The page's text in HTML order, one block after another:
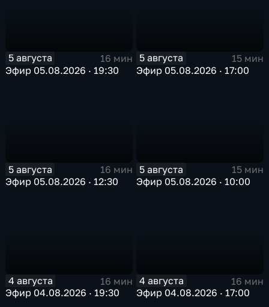
5 августа
16 мин
Эфир 05.08.2026 · 19:30
5 августа
15 мин
Эфир 05.08.2026 · 17:00
5 августа
16 мин
Эфир 05.08.2026 · 12:30
5 августа
15 мин
Эфир 05.08.2026 · 10:00
4 августа
16 мин
Эфир 04.08.2026 · 19:30
4 августа
16 мин
Эфир 04.08.2026 · 17:00